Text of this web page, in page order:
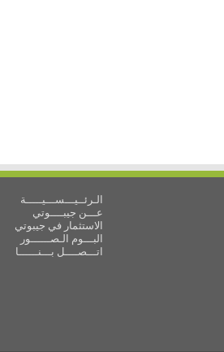
الـرئــيـــســـيـــــة
عـــن جيبــــوتي
الاستثمار في جيبوتي
البـــوم الـصــــــور
اتـــصــــل بـــنــــــا